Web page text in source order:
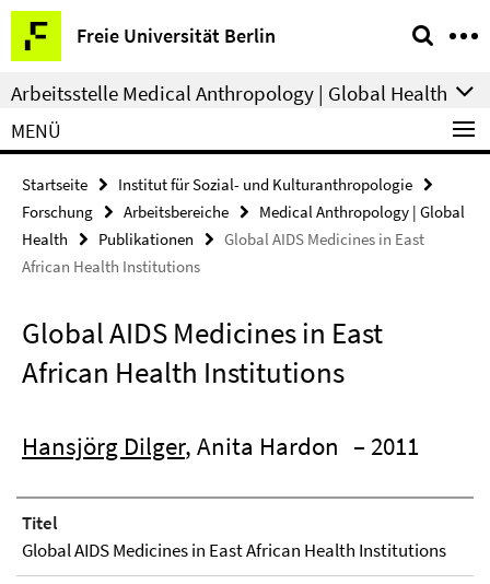
Springe
direkt
zu
Inhalt
Freie Universität Berlin
Service-
Navigation
Arbeitsstelle Medical Anthropology | Global Health
MENÜ
Startseite
Institut für Sozial- und Kulturanthropologie
Forschung
Arbeitsbereiche
Medical Anthropology | Global
Health
Publikationen
Global AIDS Medicines in East
African Health Institutions
Global AIDS Medicines in East
African Health Institutions
Hansjörg Dilger, Anita Hardon – 2011
Titel
Global AIDS Medicines in East African Health Institutions